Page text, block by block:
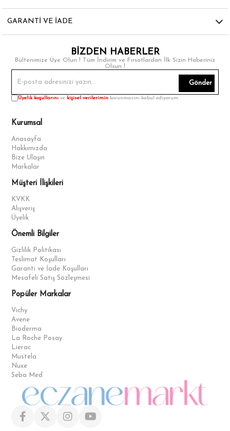
GARANTI VE İADE
BİZDEN HABERLER
Bültenimize Üye Olun ! Tüm İndirim ve Fırsatlardan İlk Sizin Haberiniz
Olsun !
Gönder
Üyelik koşullarını ve kişisel verilerimin korunmasını kabul ediyorum.
Kurumsal
Anasayfa
Hakkımızda
Bize Ulaşın
Markalar
Müşteri İlişkileri
KVKK
Alışveriş
Üyelik
Önemli Bilgiler
Gizlilik Politikası
Teslimat Koşulları
Garanti ve İade Koşulları
Mesafeli Satış Sözleşmesi
Popüler Markalar
Vichy
Avene
Bioderma
La Roche Posay
Lierac
Mustela
Nuxe
Seba Med